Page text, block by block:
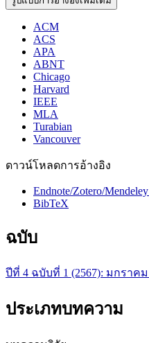
ACM
ACS
APA
ABNT
Chicago
Harvard
IEEE
MLA
Turabian
Vancouver
ดาวน์โหลดการอ้างอิง
Endnote/Zotero/
BibTeX
ฉบับ
ปีที่ 4 ฉบับที่ 1 (2567): มกราค
ประเภทบทความ